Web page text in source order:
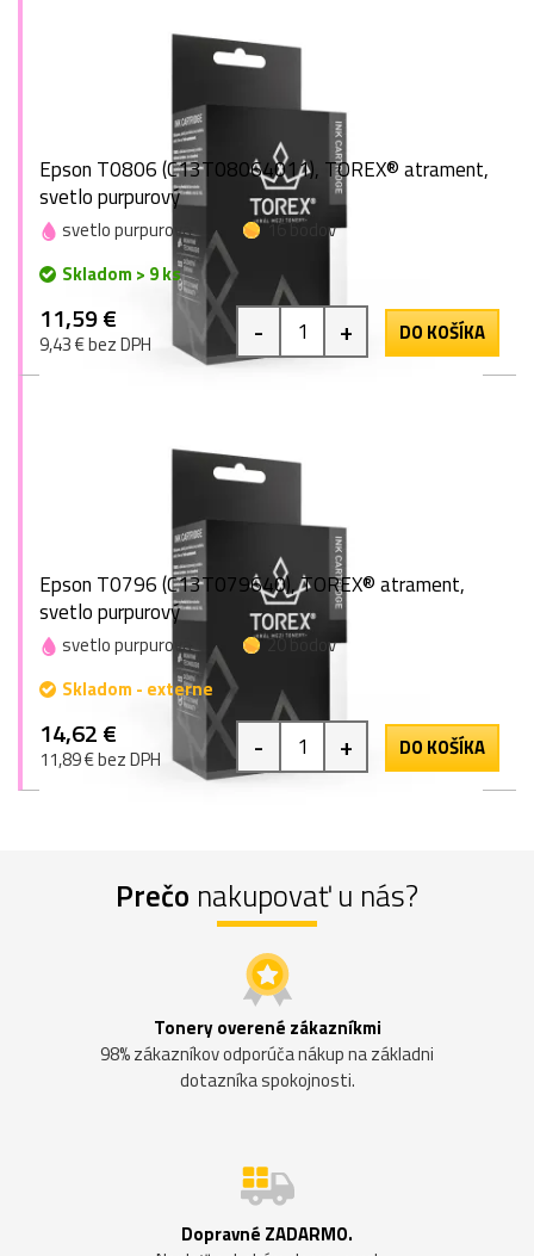
Epson T0806 (C13T08064011), TOREX® atrament,
svetlo purpurový
svetlo purpurová
16 bodov
Skladom > 9 ks
11,59 €
9,43 € bez DPH - + DO KOŠÍKA
Epson T0796 (C13T079640), TOREX® atrament,
svetlo purpurový
svetlo purpurová
20 bodov
Skladom - externe
14,62 €
11,89 € bez DPH - + DO KOŠÍKA
Prečo nakupovať u nás?
Tonery overené zákazníkmi
98% zákazníkov odporúča nákup na základni
dotazníka spokojnosti.
Dopravné ZADARMO.